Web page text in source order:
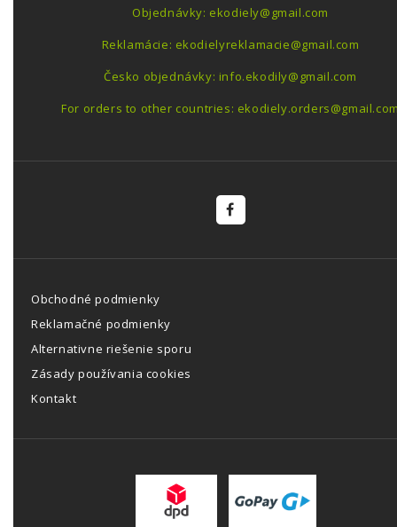
Objednávky: ekodiely@gmail.com
Reklamácie: ekodielyreklamacie@gmail.com
Česko objednávky: info.ekodily@gmail.com
For orders to other countries:
Obchodné podmienky
Reklamačné podmienky
Alternativne riešenie sporu
Zásady používania cookies
Kontakt